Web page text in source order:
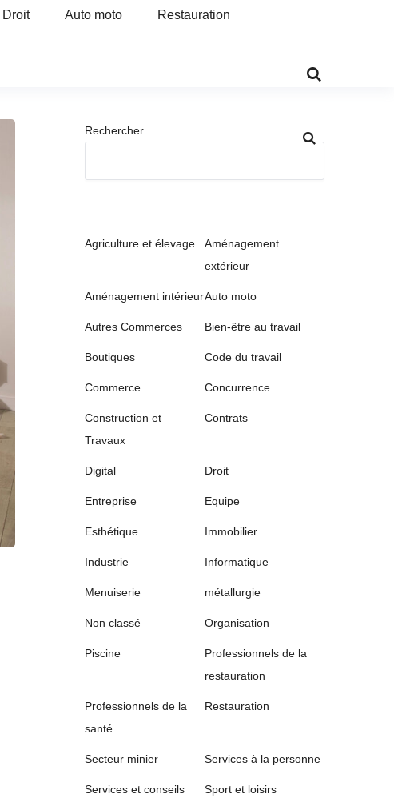
Droit Auto moto Restauration
Rechercher
Agriculture et élevage
Aménagement
extérieur
Aménagement intérieurAuto moto
Autres Commerces Bien-être au travail
Boutiques Code du travail
Commerce Concurrence
Construction et
Travaux
Contrats
Digital Droit
Entreprise Equipe
Esthétique Immobilier
Industrie Informatique
Menuiserie métallurgie
Non classé Organisation
Piscine
Professionnels de la
restauration
Professionnels de la
santé
Restauration
Secteur minier Services à la personne
Services et conseils Sport et loisirs